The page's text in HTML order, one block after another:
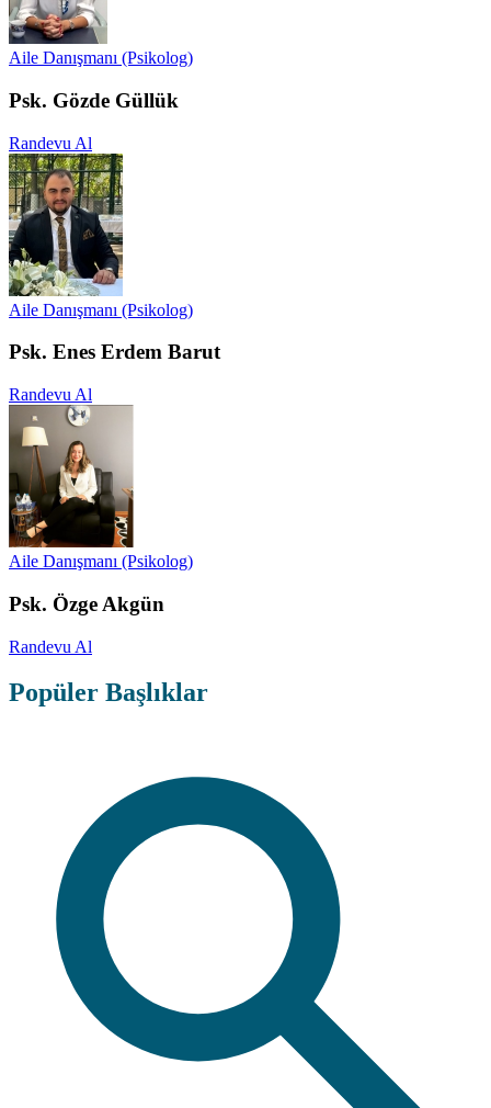
Aile Danışmanı (Psikolog)
Psk. Gözde Güllük
Randevu Al
Aile Danışmanı (Psikolog)
Psk. Enes Erdem Barut
Randevu Al
Aile Danışmanı (Psikolog)
Psk. Özge Akgün
Randevu Al
Popüler Başlıklar